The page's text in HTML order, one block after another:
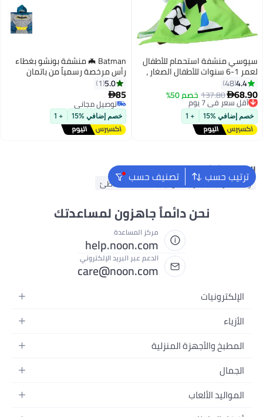
سيوسي منشفة استحمام للأطفال
لعمر 1-6 سنوات للأطفال الصغار ،
قطعة واحدة من منشفة أطفال
بغطاء للرأس ، منشفة استحمام من
الألياف الدقيقة ، رداء حمام ناعم
للغاية ، رداء حمام للأولاد والبنات
4.4
48
68.90
137.80خصم 50% أقل سعر في 7 يوم
توصيل مجاني
أقل سعر في 7 يوم
خصم إضافي %15 + 1
Batman 🦇 منشفة بونشو بغطاء
رأس مرخصة رسمياً من باتمان
للأطفال – 100% قطن، منشفة
شاطئ وحمام وحوض سباحة، رداء
استحمام ناعم وامتصاصه جيد
5.0
1
85
توصيل مجاني
توصيل مجاني
خصم إضافي %15 + 1
ترتيب حسب تصنيف حسب البحث الشائع
وسادة الرقبة مرتبة هوائية منشفة الشاطئ
نحن دائماً جاهزون لمساعدتك
مركز المساعدة
help.noon.com
الدعم عبر البريد الإلكتروني
care@noon.com
الإلكترونيات
الهواتف المتحركة
أجهزة الكمبيوتر المحمولة
أجهزة الكمبيوتر المكتبية
سماعات الرأس
الأزياء
أزياء نسائية
أزياء الأطفال
العطور
المطبخ والأجهزة المنزلية
الأجهزة الكبيرة
أثاث غرفة النوم
الجمال
العطور
المواليد الألعاب